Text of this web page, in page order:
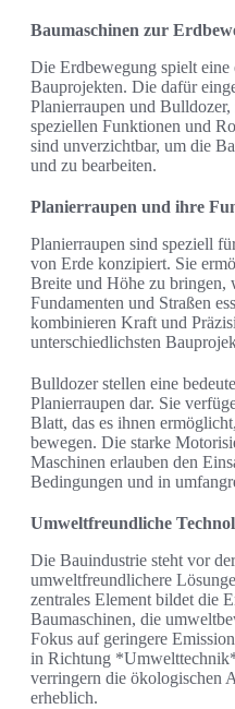
Baumaschinen zur
Die Erdbewegung spielt
Bauprojekten. Die dafür
Planierraupen und
speziellen Funktionen und
sind unverzichtbar, um die
und zu bearbeiten.
Planierraupen und ihre
Planierraupen sind speziell
von Erde konzipiert. Sie
Breite und Höhe zu bringen,
Fundamenten und Straßen
kombinieren Kraft und
unterschiedlichsten
Bulldozer stellen eine
Planierraupen dar. Sie
Blatt, das es ihnen
bewegen. Die starke
Maschinen erlauben den
Bedingungen und in
Umweltfreundliche
Die Bauindustrie steht vor
umweltfreundlichere
zentrales Element bildet die
Baumaschinen, die
Fokus auf geringere
in Richtung
verringern die ökologischen
erheblich.